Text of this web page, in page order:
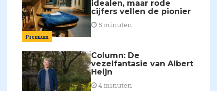
Premium
idealen, maar rode
cijfers vellen de pionier
5 minuten
Column: De
vezelfantasie van Albert
Heijn
4 minuten